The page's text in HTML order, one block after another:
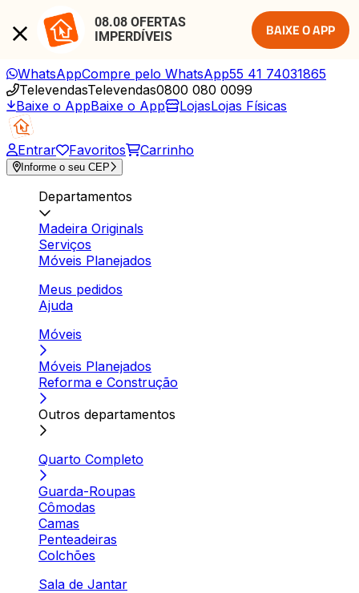
08.08 OFERTAS
IMPERDÍVEIS
BAIXE O APP
WhatsAppCompre pelo WhatsApp55 41 74031865
TelevendasTelevendas0800 080 0099
Baixe o AppBaixe o App LojasLojas Físicas
Entrar Favoritos Carrinho
Informe o seu CEP
Departamentos
Madeira Originals
Serviços
Móveis Planejados
Meus pedidos
Ajuda
Móveis
Móveis Planejados
Reforma e Construção
Outros departamentos
Quarto Completo
Guarda-Roupas
Cômodas
Camas
Penteadeiras
Colchões
Sala de Jantar